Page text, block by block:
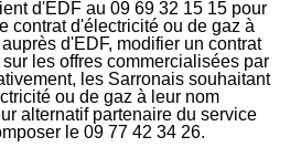
d'EDF au 09 69 32 15 15 pour
contrat d'électricité ou de gaz à
d'EDF, modifier un contrat
les offres commercialisées par
les Sarronais souhaitant
ou de gaz à leur nom
alternatif partenaire du service
le 09 77 42 34 26.